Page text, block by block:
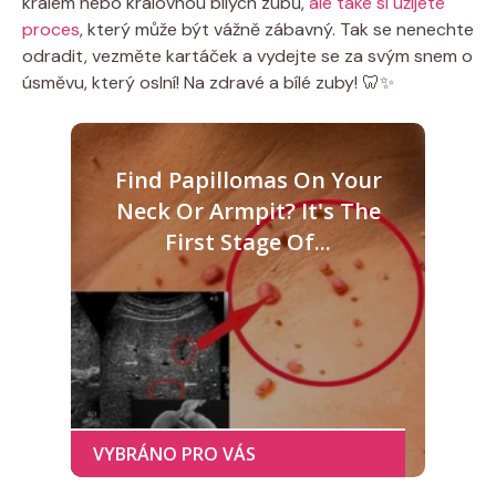
proces, který může být vážně zábavný. Tak se nenechte
odradit, vezměte kartáček a vydejte se za svým snem o
úsměvu, který oslní! Na zdravé a bílé zuby! 🦷✨
Find Papillomas On Your
Neck Or Armpit? It's The
First Stage Of...